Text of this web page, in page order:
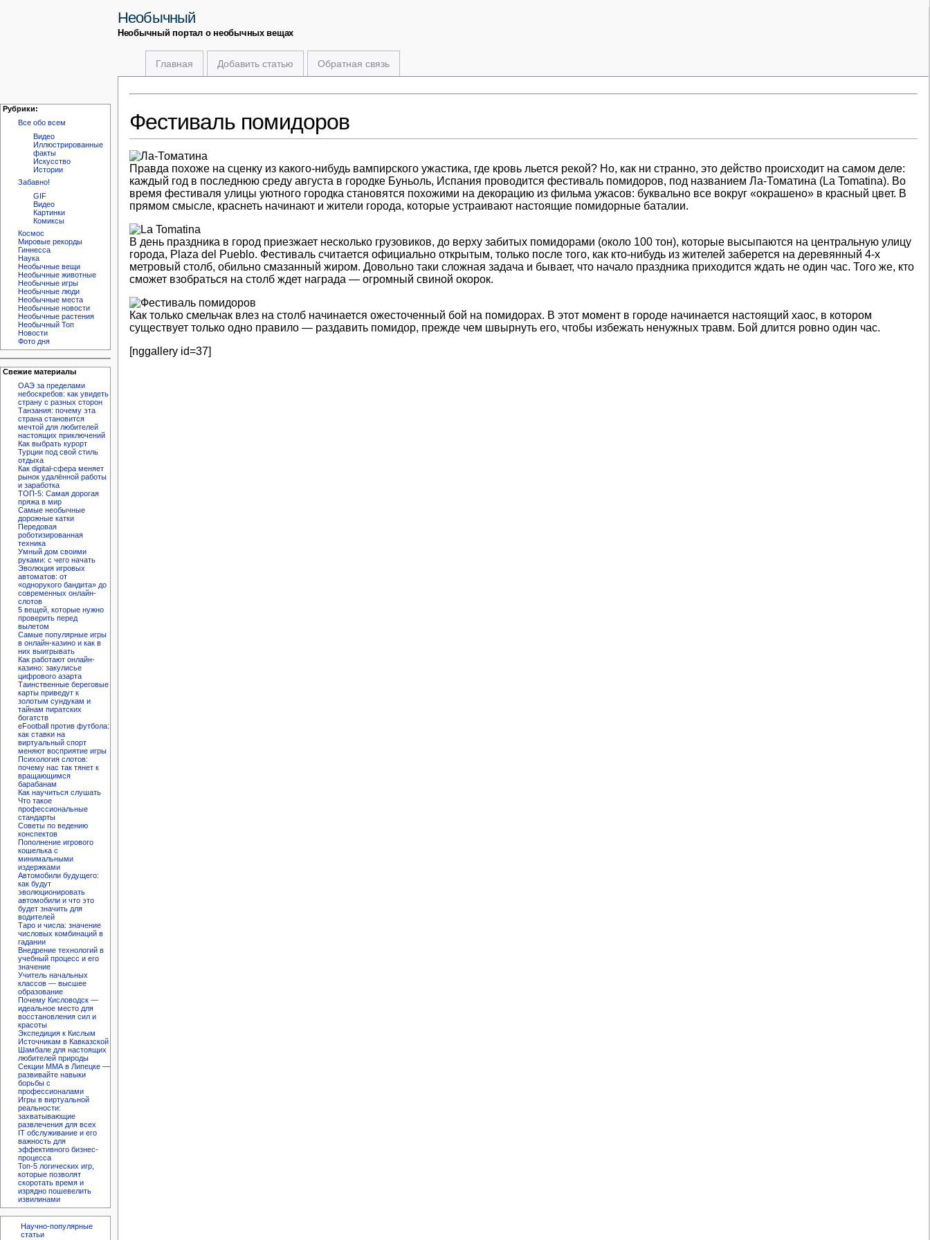
Необычный
Необычный портал о необычных вещах
Рубрики:
Все обо всем
Видео
Иллюстрированные
факты
Искусство
Истории
Забавно!
GIF
Видео
Картинки
Комиксы
Космос
Мировые рекорды
Гиннесса
Наука
Необычные вещи
Необычные животные
Необычные игры
Необычные люди
Необычные места
Необычные новости
Необычные растения
Необычный Топ
Новости
Фото дня
Свежие материалы
ОАЭ за пределами
небоскребов: как увидеть
страну с разных сторон
Танзания: почему эта
страна становится
мечтой для любителей
настоящих приключений
Как выбрать курорт
Турции под свой стиль
отдыха
Как digital-сфера меняет
рынок удалённой работы
и заработка
ТОП-5: Самая дорогая
пряжа в мир
Самые необычные
дорожные катки
Передовая
роботизированная
техника
Умный дом своими
руками: с чего начать
Эволюция игровых
автоматов: от
«однорукого бандита» до
современных онлайн-
слотов
5 вещей, которые нужно
проверить перед
вылетом
Самые популярные игры
в онлайн-казино и как в
них выигрывать
Как работают онлайн-
казино: закулисье
цифрового азарта
Таинственные береговые
карты приведут к
золотым сундукам и
тайнам пиратских
богатств
eFootball против футбола:
как ставки на
виртуальный спорт
меняют восприятие игры
Психология слотов:
почему нас так тянет к
вращающимся
барабанам
Как научиться слушать
Что такое
профессиональные
стандарты
Советы по ведению
конспектов
Пополнение игрового
кошелька с
минимальными
издержками
Автомобили будущего:
как будут
эволюционировать
автомобили и что это
будет значить для
водителей
Таро и числа: значение
числовых комбинаций в
гадании
Внедрение технологий в
учебный процесс и его
значение
Учитель начальных
классов — высшее
образование
Почему Кисловодск —
идеальное место для
восстановления сил и
красоты
Экспедиция к Кислым
Источникам в Кавказской
Шамбале для настоящих
любителей природы
Секции ММА в Липецке —
развивайте навыки
борьбы с
профессионалами
Игры в виртуальной
реальности:
захватывающие
развлечения для всех
IT обслуживание и его
важность для
эффективного бизнес-
процесса
Топ-5 логических игр,
которые позволят
скоротать время и
изрядно пошевелить
извилинами
Научно-популярные
статьи
Главная Добавить статью Обратная связь
Фестиваль помидоров
Правда похоже на сценку из какого-нибудь вампирского ужастика, где кровь льется рекой? Но, как ни странно, это действо происходит на самом деле:
каждый год в последнюю среду августа в городке Буньоль, Испания проводится фестиваль помидоров, под названием Ла-Томатина (La Tomatina). Во
время фестиваля улицы уютного городка становятся похожими на декорацию из фильма ужасов: буквально все вокруг «окрашено» в красный цвет. В
прямом смысле, краснеть начинают и жители города, которые устраивают настоящие помидорные баталии.
В день праздника в город приезжает несколько грузовиков, до верху забитых помидорами (около 100 тон), которые высыпаются на центральную улицу
города, Plaza del Pueblo. Фестиваль считается официально открытым, только после того, как кто-нибудь из жителей заберется на деревянный 4-х
метровый столб, обильно смазанный жиром. Довольно таки сложная задача и бывает, что начало праздника приходится ждать не один час. Того же, кто
сможет взобраться на столб ждет награда — огромный свиной окорок.
Как только смельчак влез на столб начинается ожесточенный бой на помидорах. В этот момент в городе начинается настоящий хаос, в котором
существует только одно правило — раздавить помидор, прежде чем швырнуть его, чтобы избежать ненужных травм. Бой длится ровно один час.
[nggallery id=37]